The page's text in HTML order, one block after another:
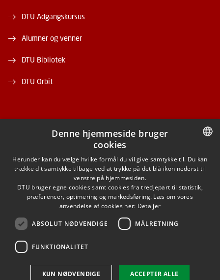
DTU Adgangskursus
Alumner og venner
DTU Bibliotek
DTU Orbit
FACEBOOK
INSTAGRAM
LINKEDIN
YOUTUBE
DANISH
ENGLISH
Denne hjemmeside bruger
cookies
Herunder kan du vælge hvilke formål du vil give samtykke til. Du kan
trække dit samtykke tilbage ved at trykke på det blå ikon nederst til
venstre på hjemmesiden.
DTU bruger egne cookies samt cookies fra tredjepart til statistik,
præferencer, optimering og markedsføring. Læs om vores
anvendelse af cookies her: Detaljer
ABSOLUT NØDVENDIGE MÅLRETNING
FUNKTIONALITET
ACCEPTER ALLE
KUN NØDVENDIGE